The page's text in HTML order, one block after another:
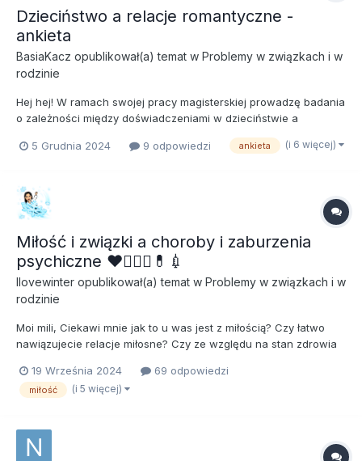
Dzieciństwo a relacje romantyczne -
ankieta
BasiaKacz opublikował(a) temat w Problemy w związkach i w
rodzinie
Hej hej! W ramach swojej pracy magisterskiej prowadzę badania
o zależności między doświadczeniami w dzieciństwie a
dla mnie niezwykle ważne, żeby wziąć je pod uwagę w swojej
5 Grudnia 2024 9 odpowiedzi ankieta (i 6 więcej)
Miłość i związki a choroby i zaburzenia
psychiczne ❤️👩‍❤️‍👨💊💉
Ilovewinter opublikował(a) temat w Problemy w związkach i w
rodzinie
Moi mili, Ciekawi mnie jak to u was jest z miłością? Czy łatwo
nawiązujecie relacje miłosne? Czy ze względu na stan zdrowia
się emocjonalnym? A może macie już stabilne rodziny - mąż,
żona, dzieci? Jak wyglądają wa...
19 Września 2024 69 odpowiedzi
miłość (i 5 więcej)